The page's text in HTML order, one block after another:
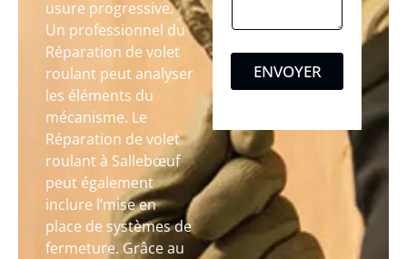
usure progressive.
Un professionnel du
Réparation de volet
roulant peut analyser
les éléments du
mécanisme. Le
Réparation de volet
roulant à Sallebœuf
peut également
inclure l’mise en
place de systèmes de
fermeture. Grâce au
ENVOYER